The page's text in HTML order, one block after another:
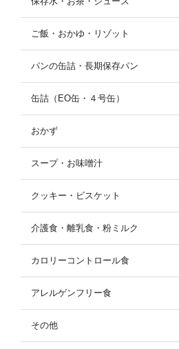
ご飯・おかゆ・リゾット
パンの缶詰・長期保存パン
缶詰（EO缶・４号缶）
おかず
スープ・お味噌汁
クッキー・ビスケット
介護食・離乳食・粉ミルク
カロリーコントロール食
アレルゲンフリー食
その他